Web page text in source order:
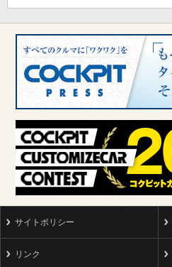
サイトポリシー
リンク